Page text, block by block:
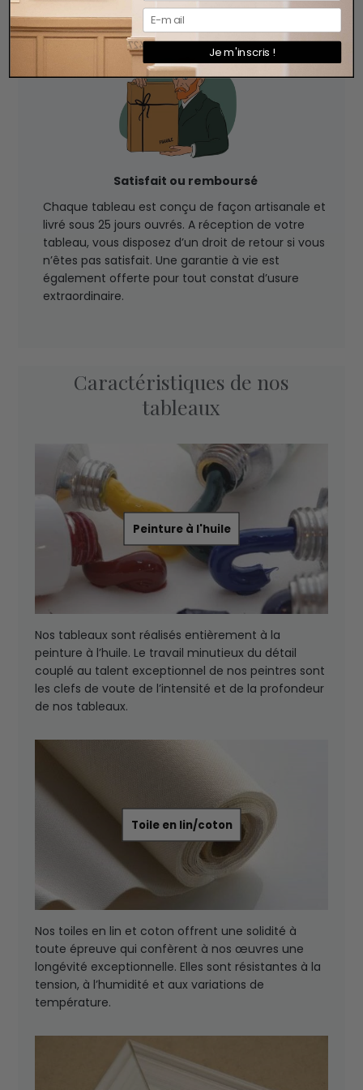
Satisfait ou remboursé
Chaque tableau est conçu de façon artisanale et
livré sous 25 jours ouvrés. A réception de votre
tableau, vous disposez d’un droit de retour si vous
n’êtes pas satisfait. Une garantie à vie est
également offerte pour tout constat d’usure
extraordinaire.
Caractéristiques de nos
tableaux
Peinture à l'huile
Nos tableaux sont réalisés entièrement à la
peinture à l’huile. Le travail minutieux du détail
couplé au talent exceptionnel de nos peintres sont
les clefs de voute de l’intensité et de la profondeur
de nos tableaux.
Toile en lin/coton
Nos toiles en lin et coton offrent une solidité à
toute épreuve qui confèrent à nos œuvres une
longévité exceptionnelle. Elles sont résistantes à la
tension, à l’humidité et aux variations de
température.
Je m'inscris !